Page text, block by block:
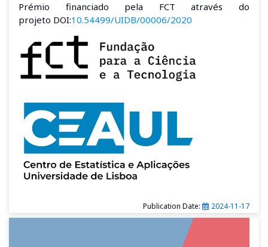
Prémio financiado pela FCT através do
projeto DOI:10.54499/UIDB/00006/2020
Publication Date: 2024-11-17